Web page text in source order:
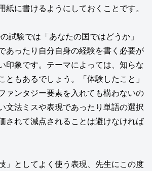
紙に書けるようにしておくことです。
試験では「あなたの国ではどうか」
あったり自分自身の経験を書く必要が
印象です。テーマによっては、知らな
ともあるでしょう。「体験したこと」
ァンタジー要素を入れても構わないの
文法ミスや表現であったり単語の選択
されて減点されることは避けなければ
」としてよく使う表現、先生にこの度